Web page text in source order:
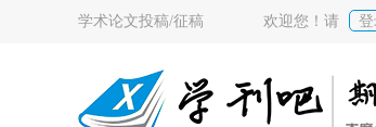
学术论文投稿/征稿 欢迎您！请 登